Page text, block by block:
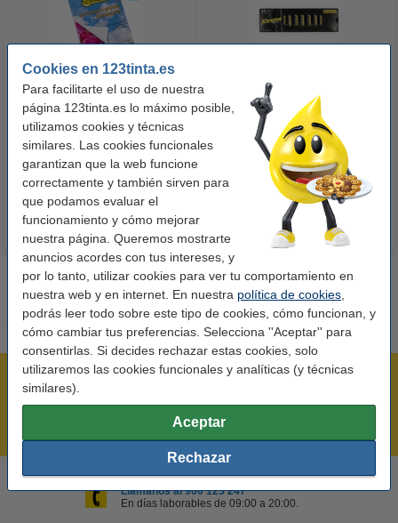
Cookies en 123tinta.es
Para facilitarte el uso de nuestra
página 123tinta.es lo máximo posible,
utilizamos cookies y técnicas
similares. Las cookies funcionales
garantizan que la web funcione
correctamente y también sirven para
que podamos evaluar el
funcionamiento y cómo mejorar
nuestra página. Queremos mostrarte
anuncios acordes con tus intereses, y
por lo tanto, utilizar cookies para ver tu comportamiento en
nuestra web y en internet. En nuestra política de cookies
podrás leer todo sobre este tipo de cookies, cómo funcionan, y
cómo cambiar tus preferencias. Selecciona ''Aceptar'' para
consentirlas. Si decides rechazar estas cookies, solo
utilizaremos las cookies funcionales y analíticas (y técnicas
similares).
Aceptar
Rechazar
123tinta Papel fotográfico
Premium Glossy brillo alto | 10 x
15 cm | 260g | 100 hojas
10,50 € Incl. 21% IVA
123tinta Pilas Alcalinas Xtreme
Power AA - LR06 - MN1500 - 24
unidades
14,50 € Incl. 21% IVA
¡Recibe en 24 horas!
Llámanos al 900 123 247
En días laborables de 09:00 a 20:00.